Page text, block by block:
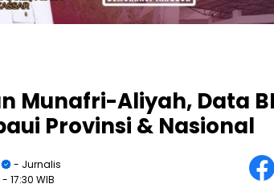
Munafri-Aliyah, Data
Provinsi & Nasional
- Jurnalis
- 17:30 WIB